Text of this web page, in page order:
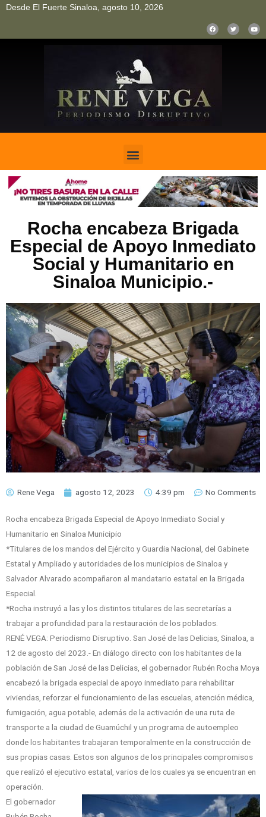
Desde El Fuerte Sinaloa, agosto 10, 2026
Rocha encabeza Brigada
Especial de Apoyo Inmediato
Social y Humanitario en
Sinaloa Municipio.-
Rene Vega agosto 12, 2023 4:39 pm No Comments
Rocha encabeza Brigada Especial de Apoyo Inmediato Social y
Humanitario en Sinaloa Municipio
*Titulares de los mandos del Ejército y Guardia Nacional, del Gabinete
Estatal y Ampliado y autoridades de los municipios de Sinaloa y
Salvador Alvarado acompañaron al mandatario estatal en la Brigada
Especial.
*Rocha instruyó a las y los distintos titulares de las secretarías a
trabajar a profundidad para la restauración de los poblados.
RENÉ VEGA: Periodismo Disruptivo. San José de las Delicias, Sinaloa, a
12 de agosto del 2023.- En diálogo directo con los habitantes de la
población de San José de las Delicias, el gobernador Rubén Rocha Moya
encabezó la brigada especial de apoyo inmediato para rehabilitar
viviendas, reforzar el funcionamiento de las escuelas, atención médica,
fumigación, agua potable, además de la activación de una ruta de
transporte a la ciudad de Guamúchil y un programa de autoempleo
donde los habitantes trabajaran temporalmente en la construcción de
sus propias casas. Estos son algunos de los principales compromisos
que realizó el ejecutivo estatal, varios de los cuales ya se encuentran en
operación.
El gobernador